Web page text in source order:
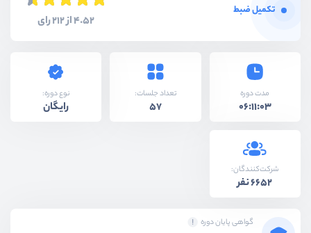
تکمیل ضبط
4.52 از 212 رای
مدت دوره
06:11:03
تعداد جلسات:
57
نوع دوره:
رایگان
شرکت‌کنندگان:
6652 نفر
گواهی پایان دوره